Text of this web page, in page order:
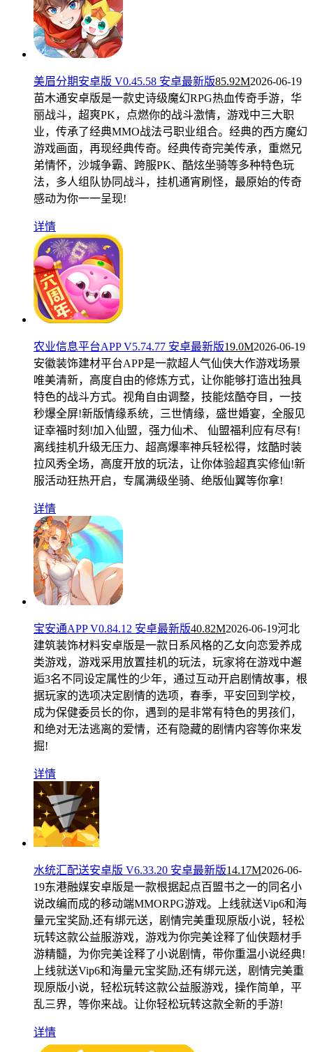
美眉分期安卓版 V0.45.58 安卓最新版85.92M2026-06-19
苗木通安卓版是一款史诗级魔幻RPG热血传奇手游，华
丽战斗，超爽PK，点燃你的战斗激情，游戏中三大职
业，传承了经典MMO战法弓职业组合。经典的西方魔幻
游戏画面，再现经典传奇。经典传奇完美传承，重燃兄
弟情怀，沙城争霸、跨服PK、酷炫坐骑等多种特色玩
法，多人组队协同战斗，挂机通宵刷怪，最原始的传奇
感动为你一一呈现!
详情
农业信息平台APP V5.74.77 安卓最新版19.0M2026-06-19
安徽装饰建材平台APP是一款超人气仙侠大作游戏场景
唯美清新，高度自由的修炼方式，让你能够打造出独具
特色的战斗方式。视角自由调整，技能炫酷夺目，一技
秒爆全屏!新版情缘系统，三世情缘，盛世婚宴，全服见
证幸福时刻!加入仙盟，强力仙术、 仙盟福利应有尽有!
离线挂机升级无压力、超高爆率神兵轻松得，炫酷时装
拉风秀全场，高度开放的玩法，让你体验超真实修仙!新
服活动狂热开启，专属满级坐骑、绝版仙翼等你拿!
详情
宝安通APP V0.84.12 安卓最新版40.82M2026-06-19河北
建筑装饰材料安卓版是一款日系风格的乙女向恋爱养成
类游戏，游戏采用放置挂机的玩法，玩家将在游戏中邂
逅3名不同设定属性的少年，通过互动开启剧情故事，根
据玩家的选项决定剧情的选项，春季，平安回到学校，
成为保健委员长的你，遇到的是非常有特色的男孩们，
和绝对无法逃离的爱情，还有隐藏的剧情内容等你来发
掘!
详情
水统汇配送安卓版 V6.33.20 安卓最新版14.17M2026-06-
19东港融媒安卓版是一款根据起点百盟书之一的同名小
说改编而成的移动端MMORPG游戏。上线就送Vip6和海
量元宝奖励,还有绑元送，剧情完美重现原版小说，轻松
玩转这款公益服游戏，游戏为你完美诠释了仙侠题材手
游精髓，为你完美诠释了小说剧情，带你重温小说经典!
上线就送Vip6和海量元宝奖励,还有绑元送，剧情完美重
现原版小说，轻松玩转这款公益服游戏，操作简单，平
乱三界，等你来战。让你轻松玩转这款全新的手游!
详情